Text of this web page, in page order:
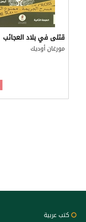
قتلى في بلاد العجائب
مورغان أوديك
كتب عربية